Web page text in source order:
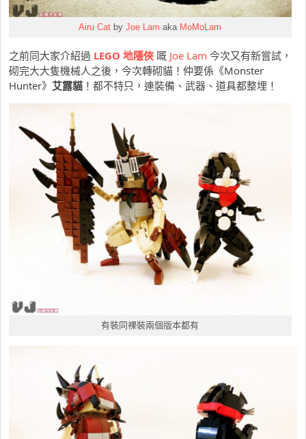
Airu Cat byJoe Lam aka MoMoLam
之前同大家介紹過 LEGO 地隱俠 嘅 Joe Lam 今次又有新嘗試，
砌完大大隻機械人之後，今次轉砌貓！仲要係《Monster
Hunter》 艾露貓 ！都不特只，連裝備、武器、道具都整埋！
有裝同裸裝兩個版本都有